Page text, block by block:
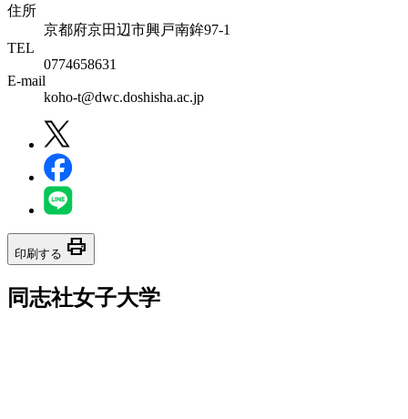
住所
京都府京田辺市興戸南鉾97-1
TEL
0774658631
E-mail
koho-t@dwc.doshisha.ac.jp
印刷する print
同志社女子大学